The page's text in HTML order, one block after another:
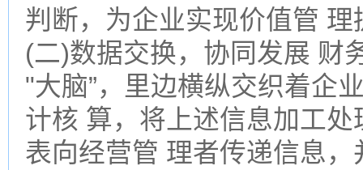
判断，为企业实现价值管
(二)数据交换，协同发展 财
"大脑”，里边横纵交织着企
计核 算，将上述信息加工
表向经营管 理者传递信息